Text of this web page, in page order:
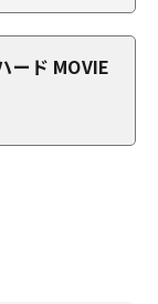
ード MOVIE